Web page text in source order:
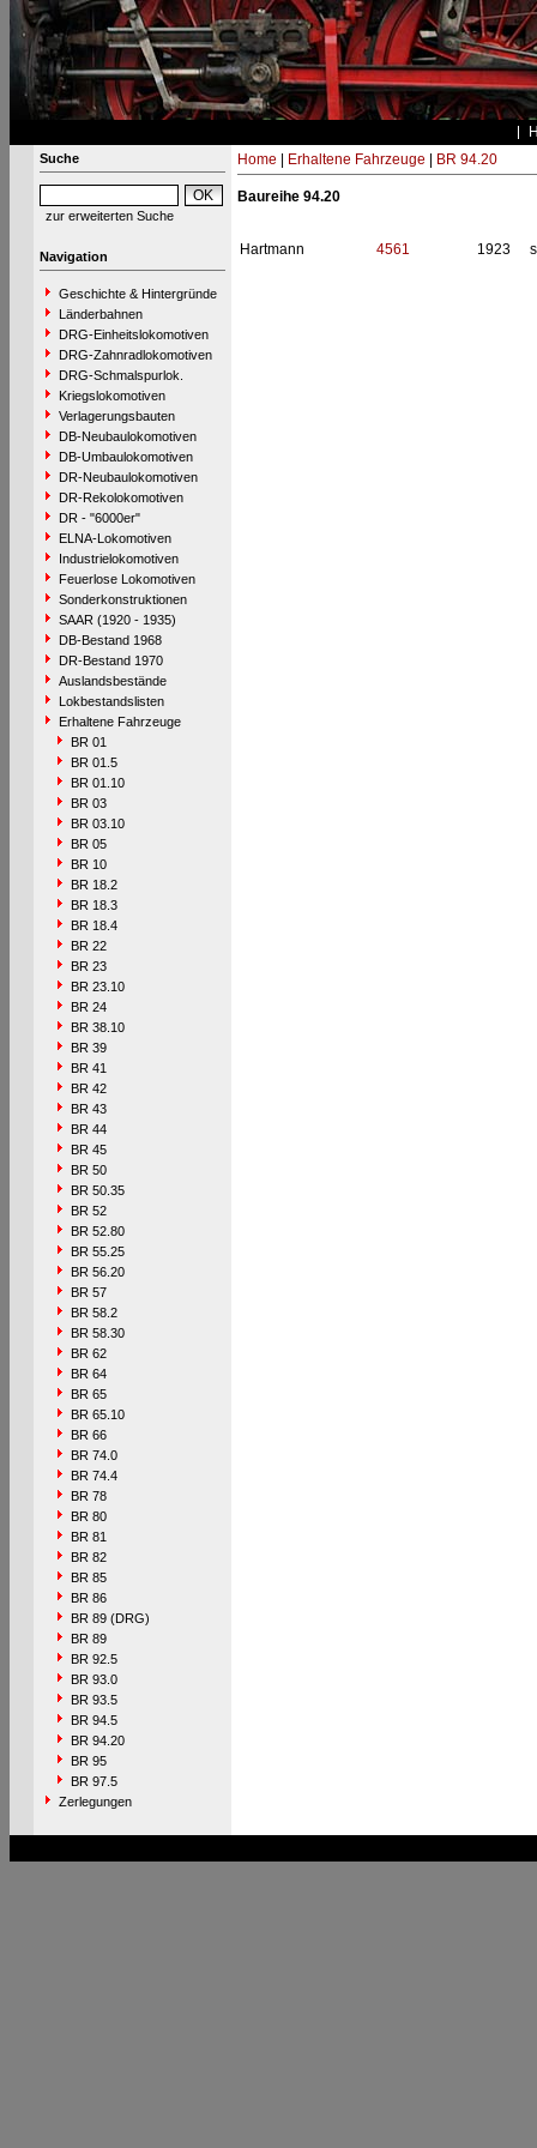
Suche
zur erweiterten Suche
Navigation
Geschichte & Hintergründe
Länderbahnen
DRG-Einheitslokomotiven
DRG-Zahnradlokomotiven
DRG-Schmalspurlok.
Kriegslokomotiven
Verlagerungsbauten
DB-Neubaulokomotiven
DB-Umbaulokomotiven
DR-Neubaulokomotiven
DR-Rekolokomotiven
DR - "6000er"
ELNA-Lokomotiven
Industrielokomotiven
Feuerlose Lokomotiven
Sonderkonstruktionen
SAAR (1920 - 1935)
DB-Bestand 1968
DR-Bestand 1970
Auslandsbestände
Lokbestandslisten
Erhaltene Fahrzeuge
BR 01
BR 01.5
BR 01.10
BR 03
BR 03.10
BR 05
BR 10
BR 18.2
BR 18.3
BR 18.4
BR 22
BR 23
BR 23.10
BR 24
BR 38.10
BR 39
BR 41
BR 42
BR 43
BR 44
BR 45
BR 50
BR 50.35
BR 52
BR 52.80
BR 55.25
BR 56.20
BR 57
BR 58.2
BR 58.30
BR 62
BR 64
BR 65
BR 65.10
BR 66
BR 74.0
BR 74.4
BR 78
BR 80
BR 81
BR 82
BR 85
BR 86
BR 89 (DRG)
BR 89
BR 92.5
BR 93.0
BR 93.5
BR 94.5
BR 94.20
BR 95
BR 97.5
Zerlegungen
Home Erhaltene Fahrzeuge BR 94.20
Baureihe 94.20
Hartmann 4561 1923